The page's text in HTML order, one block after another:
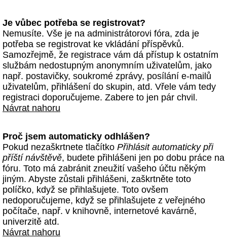
Je vůbec potřeba se registrovat?
Nemusíte. Vše je na administrátorovi fóra, zda je
potřeba se registrovat ke vkládání příspěvků.
Samozřejmě, že registrace vám dá přístup k ostatním
službám nedostupným anonymním uživatelům, jako
např. postavičky, soukromé zprávy, posílání e-mailů
uživatelům, přihlášení do skupin, atd. Vřele vám tedy
registraci doporučujeme. Zabere to jen pár chvil.
Návrat nahoru
Proč jsem automaticky odhlášen?
Pokud nezaškrtnete tlačítko Přihlásit automaticky při
příští návštěvě, budete přihlášeni jen po dobu práce na
fóru. Toto má zabránit zneužití vašeho účtu někým
jiným. Abyste zůstali přihlášeni, zaškrtněte toto
políčko, když se přihlašujete. Toto ovšem
nedoporučujeme, když se přihlašujete z veřejného
počítače, např. v knihovně, internetové kavárně,
univerzitě atd.
Návrat nahoru